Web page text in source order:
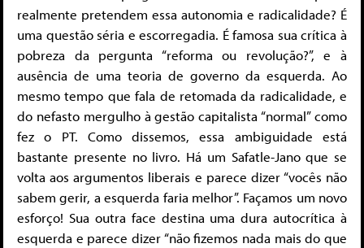
realmente pretendem essa autonomia e radicalidade? É
uma questão séria e escorregadia. É famosa sua crítica à
pobreza da pergunta “reforma ou revolução?”, e à
ausência de uma teoria de governo da esquerda. Ao
mesmo tempo que fala de retomada da radicalidade, e
do nefasto mergulho à gestão capitalista “normal” como
fez o PT. Como dissemos, essa ambiguidade está
bastante presente no livro. Há um Safatle-Jano que se
volta aos argumentos liberais e parece dizer “vocês não
sabem gerir, a esquerda faria melhor”. Façamos um novo
esforço! Sua outra face destina uma dura autocrítica à
esquerda e parece dizer “não fizemos nada mais do que